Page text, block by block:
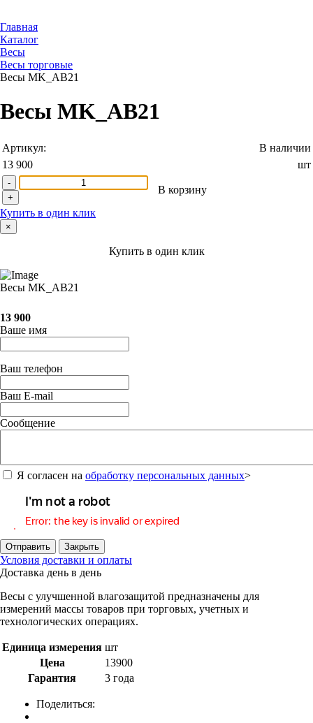
Главная
Каталог
Весы
Весы торговые
Весы MK_АВ21
Весы MK_АВ21
Артикул:
В наличии
13 900
шт
-
+
В корзину
Купить в один клик
×
Купить в один клик
Весы MK_АВ21
13 900
Ваше имя
Ваш телефон
Ваш E-mail
Сообщение
Я согласен на обработку персональных данных>
Отправить Закрыть
Условия доставки и оплаты
Доставка день в день
Весы с улучшенной влагозащитой предназначены для
измерений массы товаров при торговых, учетных и
технологических операциях.
Единица измерения шт
Цена
13900
Гарантия
3 года
Поделиться: